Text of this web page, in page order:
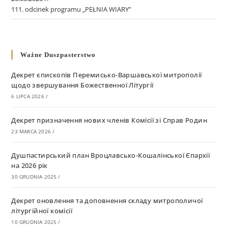
111. odcinek programu „PEŁNIA WIARY”
Ważne Duszpasterstwo
Декрет єпископів Перемисько-Варшавської митрополії
щодо звершування Божественної Літургії
6 LIPCA 2026 /
Декрет призначення нових членів Комісії зі Справ Родин
23 MARCA 2026 /
Душпастирський план Вроцлавсько-Кошалінської Єпархії
на 2026 рік
30 GRUDNIA 2025 /
Декрет оновлення та доповнення складу митрополичої
літургійної комісії
10 GRUDNIA 2025 /